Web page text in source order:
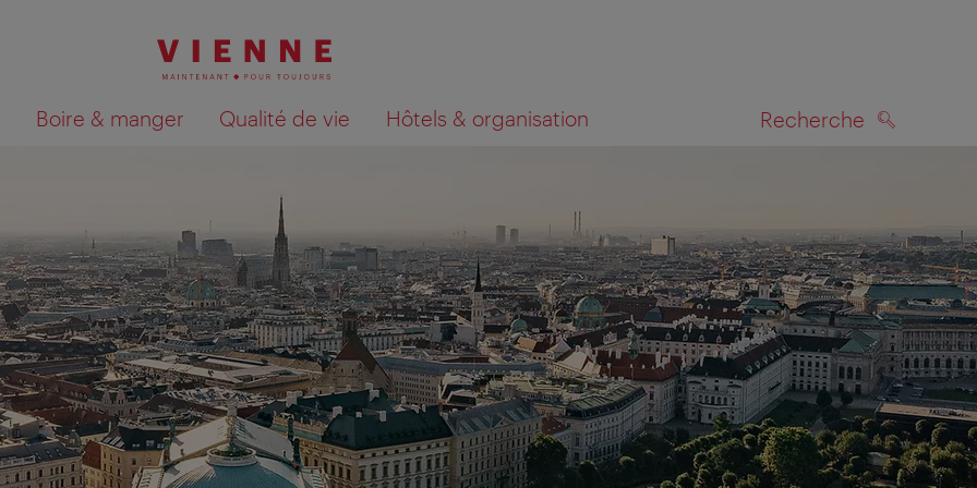
Boire & manger Qualité de vie Hôtels & organisation Recherche